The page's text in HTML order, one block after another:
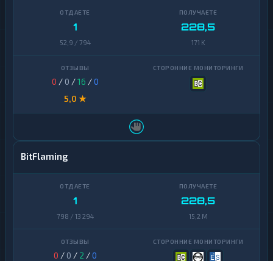
1
52,9 / 794
228,5
171 K
0 / 0 /16 /0
5,0 ★
BitFlaming
1
798 / 13 294
228,5
15,2 M
0 / 0 / 2 /0